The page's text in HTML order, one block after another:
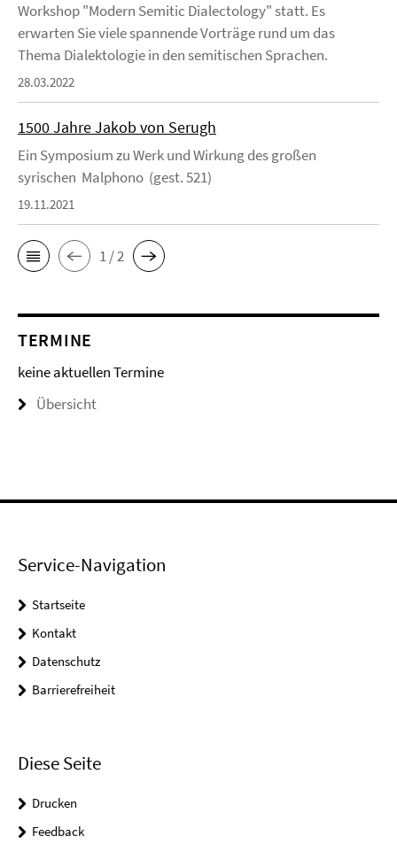
Workshop "Modern Semitic Dialectology" statt. Es
erwarten Sie viele spannende Vorträge rund um das
Thema Dialektologie in den semitischen Sprachen.
28.03.2022
1500 Jahre Jakob von Serugh
Ein Symposium zu Werk und Wirkung des großen
syrischen Malphono (gest. 521)
19.11.2021
1 / 2
TERMINE
keine aktuellen Termine
Übersicht
Service-Navigation
Startseite
Kontakt
Datenschutz
Barrierefreiheit
Diese Seite
Drucken
Feedback